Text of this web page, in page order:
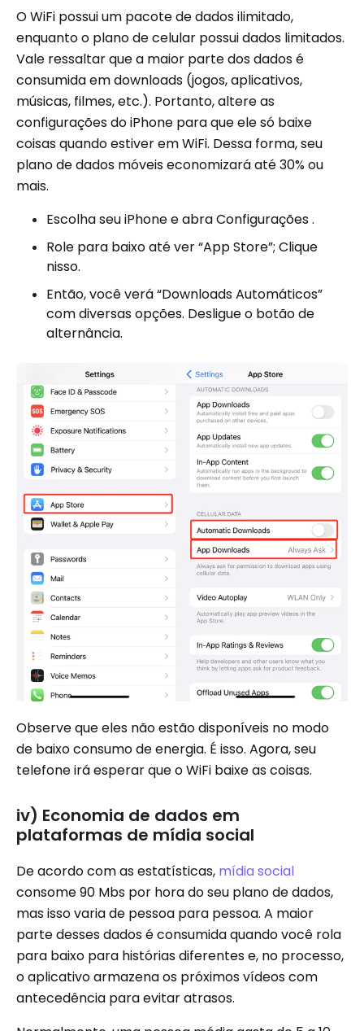
O WiFi possui um pacote de dados ilimitado,
enquanto o plano de celular possui dados limitados.
Vale ressaltar que a maior parte dos dados é
consumida em downloads (jogos, aplicativos,
músicas, filmes, etc.). Portanto, altere as
configurações do iPhone para que ele só baixe
coisas quando estiver em WiFi. Dessa forma, seu
plano de dados móveis economizará até 30% ou
mais.
Escolha seu iPhone e abra Configurações .
Role para baixo até ver “App Store”; Clique
nisso.
Então, você verá “Downloads Automáticos”
com diversas opções. Desligue o botão de
alternância.
Observe que eles não estão disponíveis no modo
de baixo consumo de energia. É isso. Agora, seu
telefone irá esperar que o WiFi baixe as coisas.
iv) Economia de dados em
plataformas de mídia social
De acordo com as estatísticas, mídia social
consome 90 Mbs por hora do seu plano de dados,
mas isso varia de pessoa para pessoa. A maior
parte desses dados é consumida quando você rola
para baixo para histórias diferentes e, no processo,
o aplicativo armazena os próximos vídeos com
antecedência para evitar atrasos.